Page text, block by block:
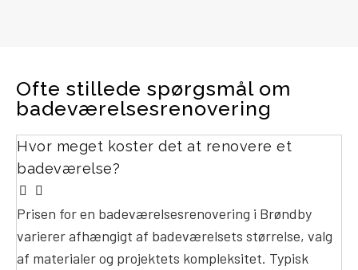
Ofte stillede spørgsmål om
badeværelsesrenovering
Hvor meget koster det at renovere et
badeværelse?
Prisen for en badeværelsesrenovering i Brøndby
varierer afhængigt af badeværelsets størrelse, valg
af materialer og projektets kompleksitet. Typisk